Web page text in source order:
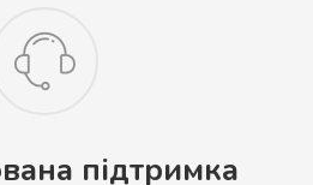
підтримка